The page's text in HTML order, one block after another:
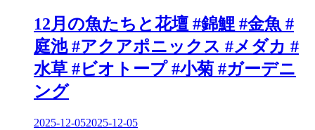
12月の魚たちと花壇 #錦鯉 #金魚 #
庭池 #アクアポニックス #メダカ #
水草 #ビオトープ #小菊 #ガーデニ
ング
2025-12-052025-12-05